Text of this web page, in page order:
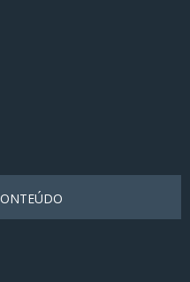
galerias à sua playlist
favoritos.